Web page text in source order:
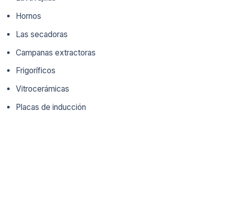
Hornos
Las secadoras
Campanas extractoras
Frigoríficos
Vitrocerámicas
Placas de inducción